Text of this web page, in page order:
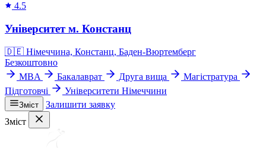
4.5
Університет м. Констанц
🇩🇪 Німеччина, Констанц, Баден-Вюртемберг
Безкоштовно
MBA
Бакалаврат Друга вища
Магістратура
Підготовчі
Університети Німеччини
Зміст
Залишити заявку
Зміст